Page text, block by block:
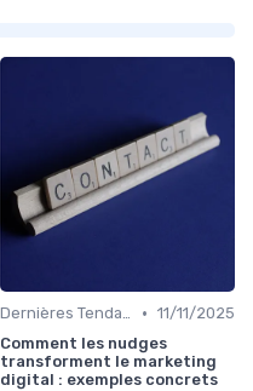
Dernières Tendances en Marketing Digital • 11/11/2025
Comment les nudges
transforment le marketing
digital : exemples concrets